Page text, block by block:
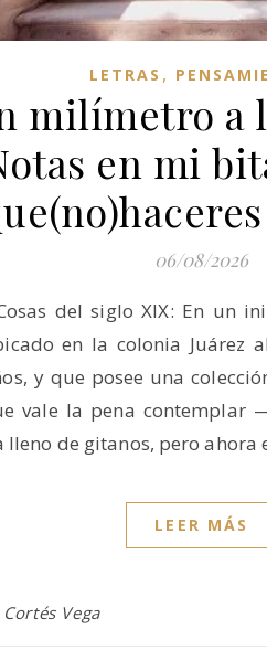
LETRAS ,
milímetro a
en mi
06/08/2026
del siglo XIX: En un
en la colonia Juárez
y que posee una
vale la pena contemplar
lleno de gitanos, pero ahora
LEER MÁS
Cortés Vega